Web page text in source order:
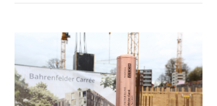
Image